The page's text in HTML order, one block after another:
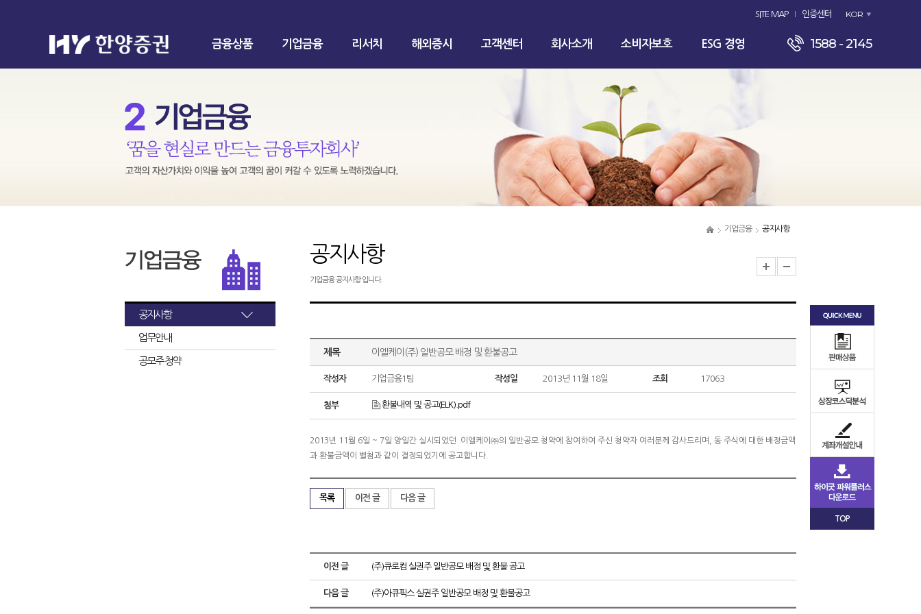
SITE MAP 인증센터 KOR
금융상품 기업금융 리서치 해외증시 고객센터 회사소개 소비자보호 ESG 경영 1588 - 2145
기업금융 공지사항
공지사항
업무안내
공모주 청약
공지사항
기업금융 공지사항 입니다.
제목 이엘케이(주) 일반공모 배정 및 환불공고
작성자 기업금융1팀 작성일 2013년 11월 18일 조회 17063
첨부 환불내역 및 공고(ELK).pdf
2013년 11월 6일 ~ 7일 양일간 실시되었던 이엘케이㈜의 일반공모 청약에 참여하여 주신 청약자 여러분께 감사드리며, 동 주식에 대한 배정금액
과 환불금액이 별첨과 같이 결정되었기에 공고합니다.
목록 이전 글 다음 글
이전 글 (주)큐로컴 실권주 일반공모 배정 및 환불 공고
다음 글 (주)아큐픽스 실권주 일반공모 배정 및 환불공고
TOP